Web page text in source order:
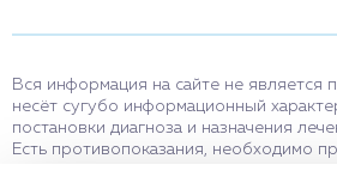
Вся информация на сайте не является
несёт сугубо информационный
постановки диагноза и назначения
Есть противопоказания, необходимо